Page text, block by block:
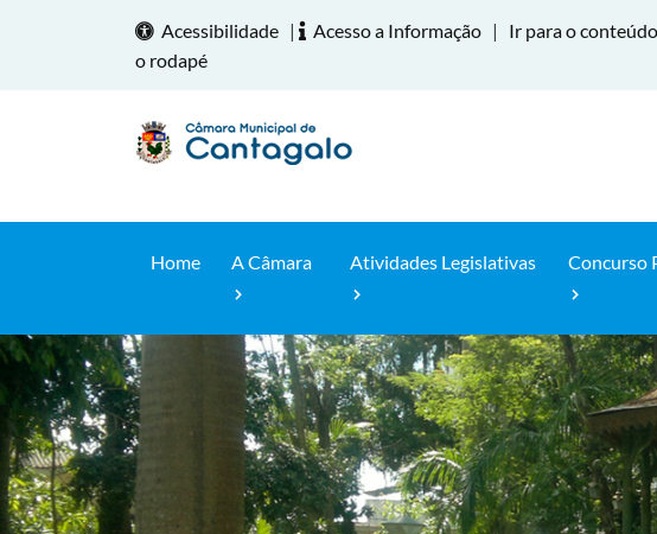
Acessibilidade | Acesso a Informação | Ir para o conteúdo
o rodapé
Home A Câmara Atividades Legislativas Concurso